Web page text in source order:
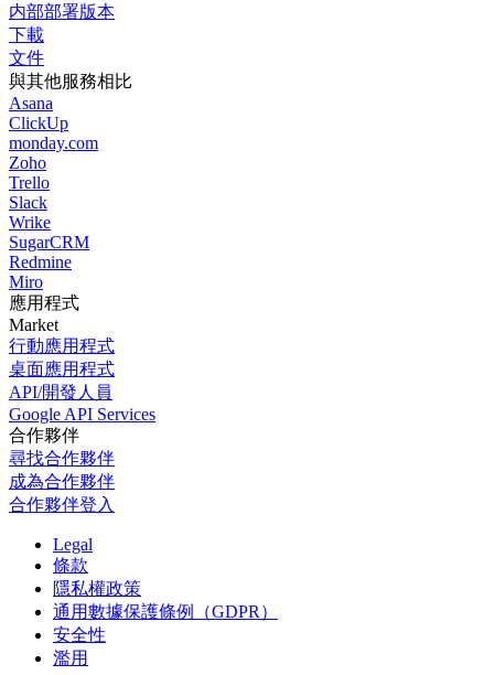
内部部署版本
下載
文件
與其他服務相比
Asana
ClickUp
monday.com
Zoho
Trello
Slack
Wrike
SugarCRM
Redmine
Miro
應用程式
Market
行動應用程式
桌面應用程式
API/開發人員
Google API Services
合作夥伴
尋找合作夥伴
成為合作夥伴
合作夥伴登入
Legal
條款
隱私權政策
通用數據保護條例（GDPR）
安全性
濫用